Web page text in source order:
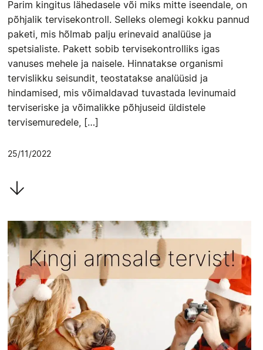
Parim kingitus lähedasele või miks mitte iseendale, on
põhjalik tervisekontroll. Selleks olemegi kokku pannud
paketi, mis hõlmab palju erinevaid analüüse ja
spetsialiste. Pakett sobib tervisekontrolliks igas
vanuses mehele ja naisele. Hinnatakse organismi
tervislikku seisundit, teostatakse analüüsid ja
hindamised, mis võimaldavad tuvastada levinumaid
terviseriske ja võimalikke põhjuseid üldistele
tervisemuredele, […]
25/11/2022